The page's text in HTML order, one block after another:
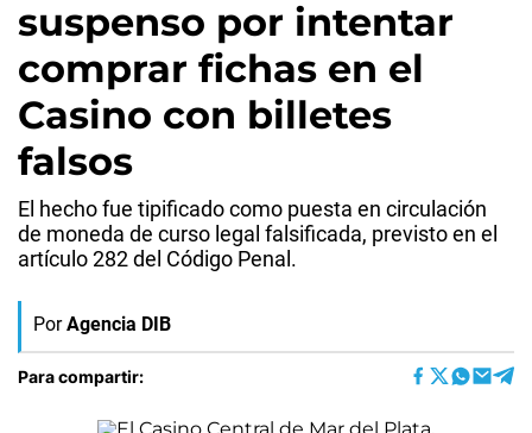
suspenso por intentar
comprar fichas en el
Casino con billetes
falsos
El hecho fue tipificado como puesta en circulación
de moneda de curso legal falsificada, previsto en el
artículo 282 del Código Penal.
Por Agencia DIB
Para compartir: